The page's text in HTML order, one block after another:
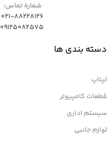
شماره تماس:
021-88228126
09125082575
دسته بندی ها
لپتاپ
قطعات کامپیوتر
سیستم اداری
لوازم جانبی